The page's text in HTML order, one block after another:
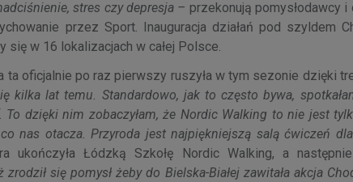
stres czy depresja – przekonują pomysłodawcy
przez Sport. Inauguracja działań pod szyldem
się w 16 lokalizacjach w całej Polsce.
ta oficjalnie po raz pierwszy ruszyła w tym sezonie dzięki
kilka lat temu. Standardowo, jak to często bywa,
dzięki nim zobaczyłam, że Nordic Walking to nie jest
nas otacza. Przyroda jest najpiękniejszą salą ćwiczeń
ukończyła Łódzką Szkołę Nordic Walking, a
zrodził się pomysł żeby do Bielska-Białej zawitała akcja